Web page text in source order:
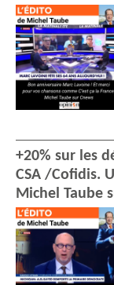
+20% sur les
CSA /Cofidis.
Michel Taube